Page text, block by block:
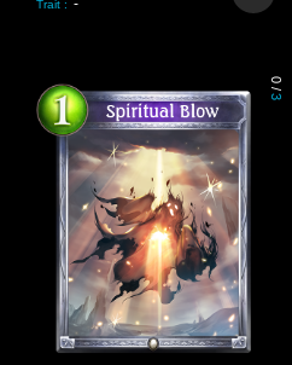
Trait : -
0
/
3